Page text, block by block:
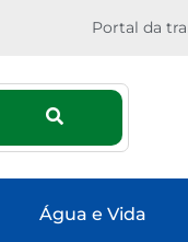
Portal da
Água e Vida